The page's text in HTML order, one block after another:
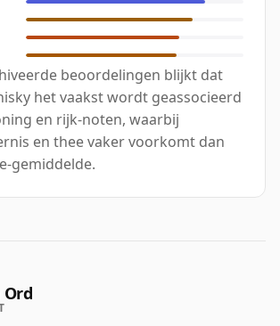
beoordelingen blijkt dat
het vaakst wordt geassocieerd
en rijk-noten, waarbij
en thee vaker voorkomt dan
gemiddelde.